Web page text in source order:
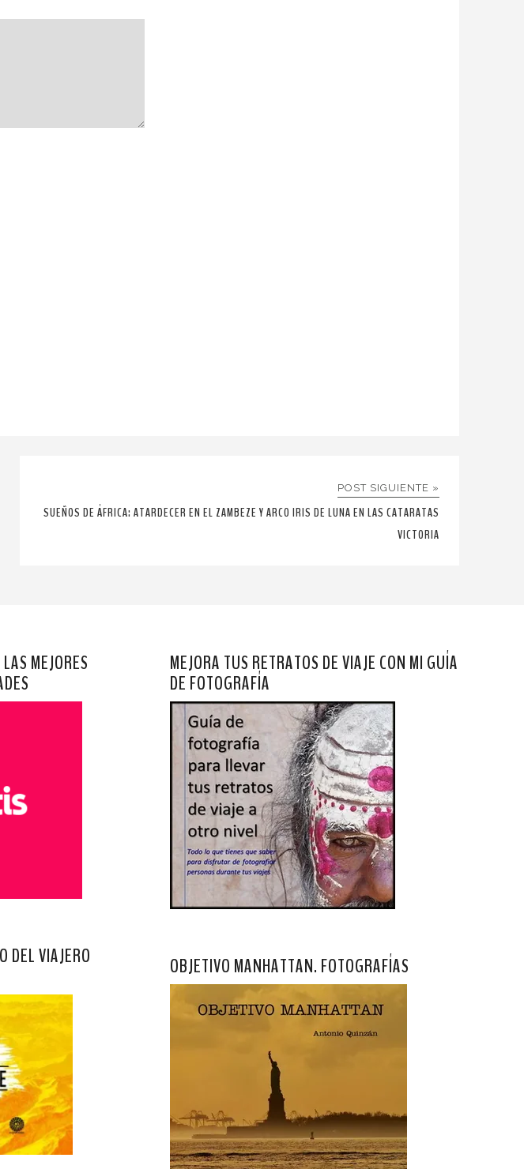
POST SIGUIENTE »
SUEÑOS DE ÁFRICA: ATARDECER EN EL ZAMBEZE Y ARCO IRIS DE LUNA EN LAS CATARATAS
VICTORIA
MEJORES
DEL VIAJERO
MEJORA TUS RETRATOS DE VIAJE CON MI GUÍA
DE FOTOGRAFÍA
OBJETIVO MANHATTAN. FOTOGRAFÍAS